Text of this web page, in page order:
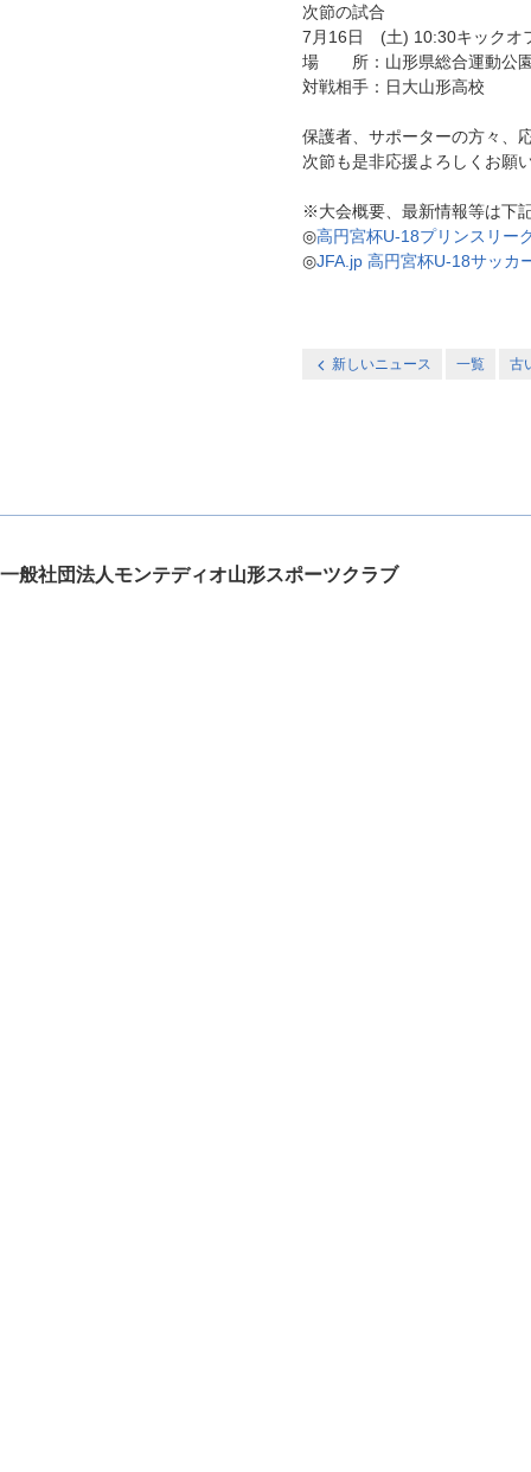
次節の試合
7月16日 (土) 10:30キックオ
場 所：山形県総合運動公園
対戦相手：日大山形高校
保護者、サポーターの方々、
次節も是非応援よろしくお願
※大会概要、最新情報等は下
◎高円宮杯U-18プリンスリー
◎JFA.jp 高円宮杯U-18サッカ
新しいニュース 一覧 古
一般社団法人モンテディオ山形スポーツクラブ